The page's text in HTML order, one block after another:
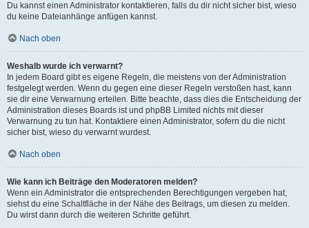
Du kannst einen Administrator kontaktieren, falls du dir nicht sicher bist, wieso
du keine Dateianhänge anfügen kannst.
Nach oben
Weshalb wurde ich verwarnt?
In jedem Board gibt es eigene Regeln, die meistens von der Administration
festgelegt werden. Wenn du gegen eine dieser Regeln verstoßen hast, kann
sie dir eine Verwarnung erteilen. Bitte beachte, dass dies die Entscheidung der
Administration dieses Boards ist und phpBB Limited nichts mit dieser
Verwarnung zu tun hat. Kontaktiere einen Administrator, sofern du die nicht
sicher bist, wieso du verwarnt wurdest.
Nach oben
Wie kann ich Beiträge den Moderatoren melden?
Wenn ein Administrator die entsprechenden Berechtigungen vergeben hat,
siehst du eine Schaltfläche in der Nähe des Beitrags, um diesen zu melden.
Du wirst dann durch die weiteren Schritte geführt.